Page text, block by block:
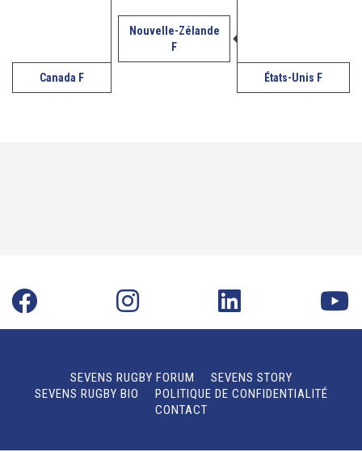
Nouvelle-Zélande
F
Canada F États-Unis F
SEVENS RUGBY FORUM
SEVENS STORY
SEVENS RUGBY BIO
POLITIQUE DE CONFIDENTIALITÉ
CONTACT